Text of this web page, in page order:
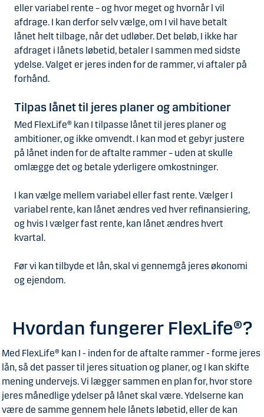
eller variabel rente – og hvor meget og hvornår l vil
afdrage. I kan derfor selv vælge, om I vil have betalt
lånet helt tilbage, når det udløber. Det beløb, I ikke har
afdraget i lånets løbetid, betaler I sammen med sidste
ydelse. Valget er jeres inden for de rammer, vi aftaler på
forhånd.
Tilpas lånet til jeres planer og ambitioner
Med FlexLife® kan I tilpasse lånet til jeres planer og
ambitioner, og ikke omvendt. I kan mod et gebyr justere
på lånet inden for de aftalte rammer – uden at skulle
omlægge det og betale yderligere omkostninger.
I kan vælge mellem variabel eller fast rente. Vælger I
variabel rente, kan lånet ændres ved hver refinansiering,
og hvis I vælger fast rente, kan lånet ændres hvert
kvartal.
Før vi kan tilbyde et lån, skal vi gennemgå jeres økonomi
og ejendom.
Hvordan fungerer FlexLife®?
Med FlexLife® kan I - inden for de aftalte rammer - forme jeres
lån, så det passer til jeres situation og planer, og I kan skifte
mening undervejs. Vi lægger sammen en plan for, hvor store
jeres månedlige ydelser på lånet skal være. Ydelserne kan
være de samme gennem hele lånets løbetid, eller de kan